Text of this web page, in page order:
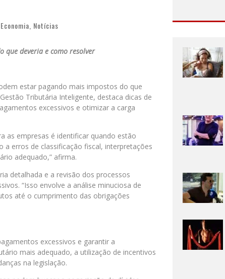
Notícias
que deveria e como resolver
estar pagando mais impostos do que
Tributária Inteligente, destaca dicas de
excessivos e otimizar a carga
as empresas é identificar quando estão
a erros de classificação fiscal, interpretações
adequado,” afirma.
detalhada e a revisão dos processos
“Isso envolve a análise minuciosa de
até o cumprimento das obrigações
excessivos e garantir a
mais adequado, a utilização de incentivos
na legislação.